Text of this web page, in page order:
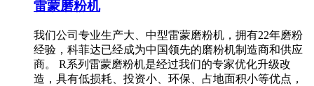
雷蒙磨粉机
我们公司专业生产大、中型雷蒙磨粉机，拥有22年磨粉
经验，科菲达已经成为中国领先的磨粉机制造商和供应
商。 R系列雷蒙磨粉机是经过我们的专家优化升级改
造，具有低损耗、投资小、环保、占地面积小等优点，